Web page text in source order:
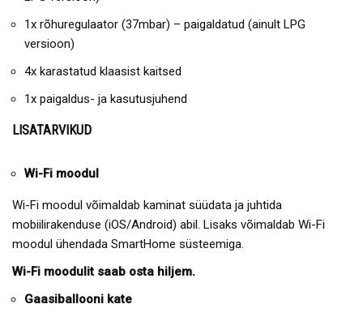
1x rõhuregulaator (37mbar) – paigaldatud (ainult LPG
versioon)
4x karastatud klaasist kaitsed
1x paigaldus- ja kasutusjuhend
LISATARVIKUD
Wi-Fi moodul
Wi-Fi moodul võimaldab kaminat süüdata ja juhtida
mobiilirakenduse (iOS/Android) abil. Lisaks võimaldab Wi-Fi
moodul ühendada SmartHome süsteemiga.
Wi-Fi moodulit saab osta hiljem.
Gaasiballooni kate